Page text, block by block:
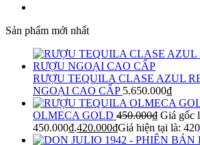
Sản phẩm mới nhất
RƯỢU TEQUILA CLASE AZUL
NGOẠI CAO CẤP 5.650.000₫
OLMECA GOLD 450.000₫ Giá gốc
450.000₫.420.000₫Giá hiện tại là: